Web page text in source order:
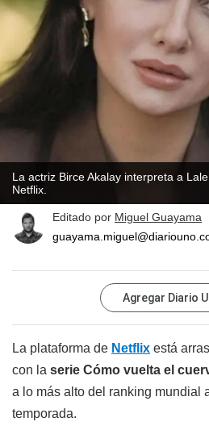
La actriz Birce Akalay interpreta a
Netflix.
Editado por Miguel Guayama
Agregar Diario
La plataforma de Netflix está
con la serie Cómo vuelta el
a lo más alto del ranking mundial
temporada.